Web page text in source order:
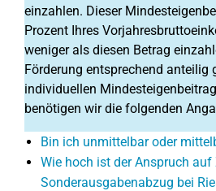
einzahlen. Dieser
Prozent Ihres
weniger als diesen Betrag
Förderung entsprechend anteilig
individuellen
benötigen wir die folgenden
Bin ich unmittelbar oder
Wie hoch ist der Anspruch auf
Sonderausgabenabzug bei